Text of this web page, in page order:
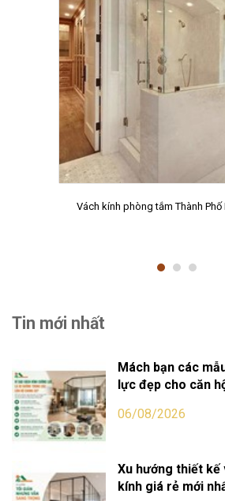
Vách kính phòng tắm Thành Phố
Tin mới nhất
Mách bạn các
lực đẹp cho căn
06/08/2026
Xu hướng thiết kế
kính giá rẻ mới